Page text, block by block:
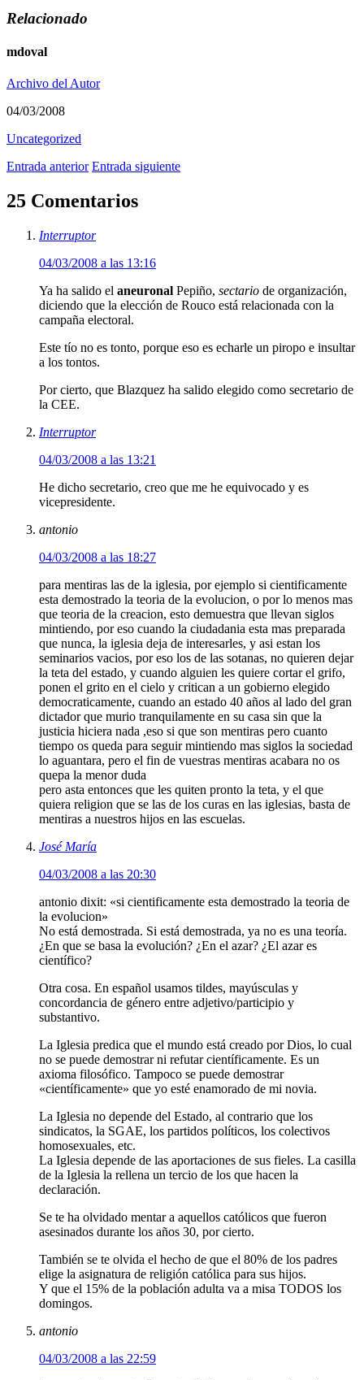
Relacionado
mdoval
Archivo del Autor
04/03/2008
Uncategorized
Entrada anterior Entrada siguiente
25 Comentarios
Interruptor
04/03/2008 a las 13:16
Ya ha salido el aneuronal Pepiño, sectario de organización,
diciendo que la elección de Rouco está relacionada con la
campaña electoral.
Este tío no es tonto, porque eso es echarle un piropo e insultar
a los tontos.
Por cierto, que Blazquez ha salido elegido como secretario de
la CEE.
Interruptor
04/03/2008 a las 13:21
He dicho secretario, creo que me he equivocado y es
vicepresidente.
antonio
04/03/2008 a las 18:27
para mentiras las de la iglesia, por ejemplo si cientificamente
esta demostrado la teoria de la evolucion, o por lo menos mas
que teoria de la creacion, esto demuestra que llevan siglos
mintiendo, por eso cuando la ciudadania esta mas preparada
que nunca, la iglesia deja de interesarles, y asi estan los
seminarios vacios, por eso los de las sotanas, no quieren dejar
la teta del estado, y cuando alguien les quiere cortar el grifo,
ponen el grito en el cielo y critican a un gobierno elegido
democraticamente, cuando an estado 40 años al lado del gran
dictador que murio tranquilamente en su casa sin que la
justicia hiciera nada ,eso si que son mentiras pero cuanto
tiempo os queda para seguir mintiendo mas siglos la sociedad
lo aguantara, pero el fin de vuestras mentiras acabara no os
quepa la menor duda
pero asta entonces que les quiten pronto la teta, y el que
quiera religion que se las de los curas en las iglesias, basta de
mentiras a nuestros hijos en las escuelas.
José María
04/03/2008 a las 20:30
antonio dixit: «si cientificamente esta demostrado la teoria de
la evolucion»
No está demostrada. Si está demostrada, ya no es una teoría.
¿En que se basa la evolución? ¿En el azar? ¿El azar es
científico?
Otra cosa. En español usamos tildes, mayúsculas y
concordancia de género entre adjetivo/participio y
substantivo.
La Iglesia predica que el mundo está creado por Dios, lo cual
no se puede demostrar ni refutar científicamente. Es un
axioma filosófico. Tampoco se puede demostrar
«científicamente» que yo esté enamorado de mi novia.
La Iglesia no depende del Estado, al contrario que los
sindicatos, la SGAE, los partidos políticos, los colectivos
homosexuales, etc.
La Iglesia depende de las aportaciones de sus fieles. La casilla
de la Iglesia la rellena un tercio de los que hacen la
declaración.
Se te ha olvidado mentar a aquellos católicos que fueron
asesinados durante los años 30, por cierto.
También se te olvida el hecho de que el 80% de los padres
elige la asignatura de religión católica para sus hijos.
Y que el 15% de la población adulta va a misa TODOS los
domingos.
antonio
04/03/2008 a las 22:59